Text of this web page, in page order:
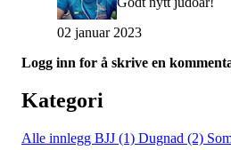
02 januar 2023
Logg inn for å skrive en
Kategori
Alle innlegg BJJ (1) Dugnad (2)